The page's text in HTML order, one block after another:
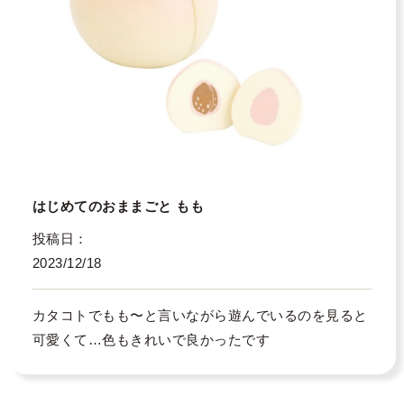
はじめてのおままごと もも
投稿日
2023/12/18
カタコトでもも〜と言いながら遊んでいるのを見ると
可愛くて…色もきれいで良かったです